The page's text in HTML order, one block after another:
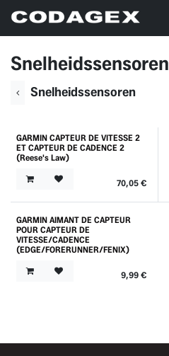
Snelheidssensoren
Snelheidssensoren
GARMIN CAPTEUR DE VITESSE 2
ET CAPTEUR DE CADENCE 2
(Reese's Law)
70,05€
GARMIN AIMANT DE CAPTEUR
POUR CAPTEUR DE
VITESSE/CADENCE
(EDGE/FORERUNNER/FENIX)
9,99€